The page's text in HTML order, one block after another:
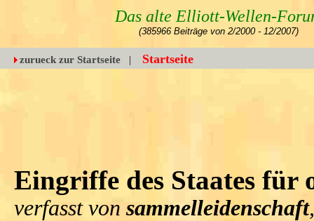
Das alte Elliott-Wellen-
(385966 Beiträge von 2/2000 - 12/2007)
zurueck zur Startseite | Startseite
Eingriffe des Staates für
verfasst von sammelleidenschaft